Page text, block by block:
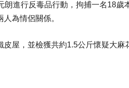
朗進行反毒品行動，拘捕一名18歲
為情侶關係。
屋，並檢獲共約1.5公斤懷疑大